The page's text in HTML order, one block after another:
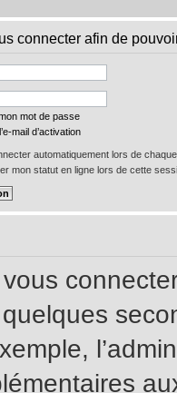
connecter afin de
mot de passe
mail d’activation
automatiquement lors de
mon statut en ligne lors de cette